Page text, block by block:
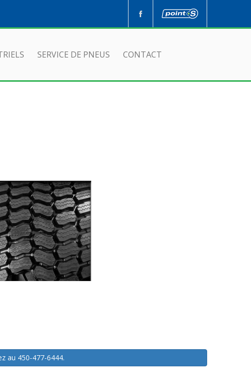
SERVICE DE PNEUS CONTACT
au 450-477-6444.